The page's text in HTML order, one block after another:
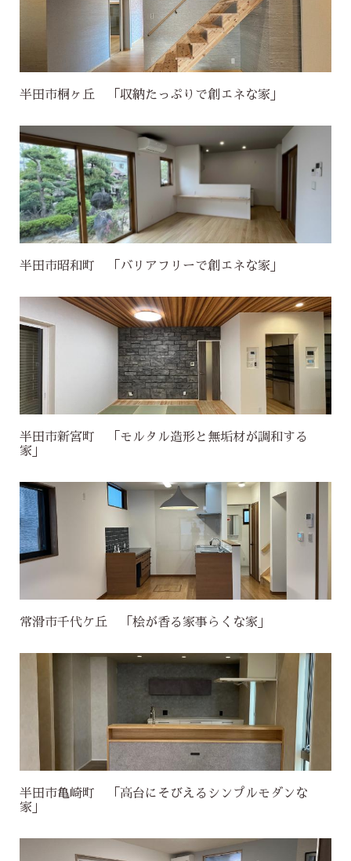
半田市桐ヶ丘 「収納たっぷりで創エネな家」
半田市昭和町 「バリアフリーで創エネな家」
半田市新宮町 「モルタル造形と無垢材が調和する
家」
常滑市千代ケ丘 「桧が香る家事らくな家」
半田市亀崎町 「高台にそびえるシンプルモダンな
家」